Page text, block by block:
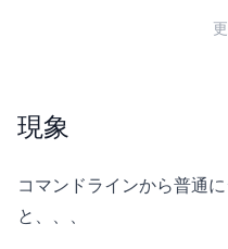
現象
コマンドラインから普通
と、、、